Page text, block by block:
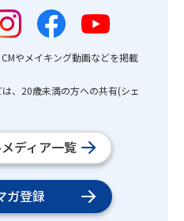
やメイキング動画などを掲載
、20歳未満の方への共有(シェ
ディア一覧
ガ登録